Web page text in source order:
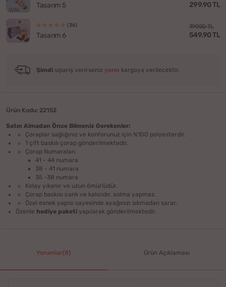
Tasarım 5 299.90 TL
(36)
Tasarım 6
799.90 TL
549.90 TL
Şimdi sipariş verirseniz yarın kargoya verilecektir.
Ürün Kodu: 22152
Satın Almadan Önce Bilmeniz Gerekenler:
Çoraplar sağlığınız ve konforunuz için %100 polyesterdir.
1 çift baskılı çorap gönderilmektedir.
Çorap Numaraları
41 - 44 numara
38 - 41 numara
35 -38 numara
Kolay yıkanır ve uzun ömürlüdür.
Çorap baskısı canlı ve kalıcıdır, solma yapmaz.
Özel esnek yapısı sayesinde ayağınızı sıkmadan sarar.
Özenle hediye paketi yapılarak gönderilmektedir.
Yorumlar(8) Ürün Açıklaması